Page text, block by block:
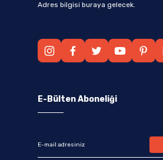
Adres bilgisi buraya gelecek.
E-Bülten Aboneliği